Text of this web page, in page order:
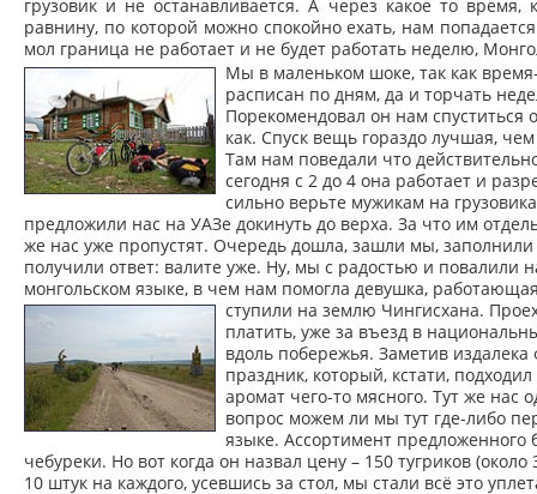
грузовик и не останавливается. А через какое то
равнину, по которой можно спокойно ехать, нам
мол граница не работает и не будет работать неделю,
Мы в маленьком шоке, так как
расписан по дням, да и торчать
Порекомендовал он нам спуститься
как. Спуск вещь гораздо лучшая,
Там нам поведали что
сегодня с 2 до 4 она работает и
сильно верьте мужикам на
предложили нас на УАЗе докинуть до верха. За что им
же нас уже пропустят. Очередь дошла, зашли мы,
получили ответ: валите уже. Ну, мы с радостью и повалили
монгольском языке, в чем нам помогла девушка,
ступили на землю Чингисхана.
платить, уже за въезд в
вдоль побережья. Заметив
праздник, который, кстати,
аромат чего-то мясного. Тут же
вопрос можем ли мы тут где-либо
языке. Ассортимент предложенного
чебуреки. Но вот когда он назвал цену – 150 тугриков
10 штук на каждого, усевшись за стол, мы стали всё это